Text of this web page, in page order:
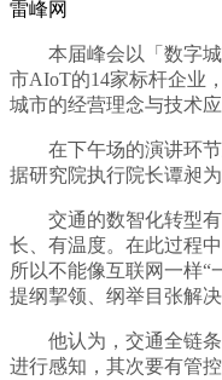
雷峰网
本届峰会以「数字城
市AIoT的14家标杆企业
城市的经营理念与技术应
在下午场的演讲环节
据研究院执行院长谭昶
交通的数智化转型有
长、有温度。在此过程
所以不能像互联网一样“
提纲挈领、纲举目张解决
他认为，交通全链条
进行感知，其次要有管